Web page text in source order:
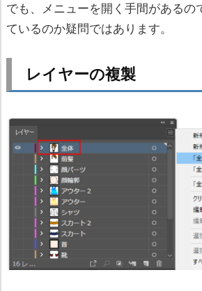
でも、メニューを開く手間があるの
ているのか疑問ではあります。
レイヤーの複製